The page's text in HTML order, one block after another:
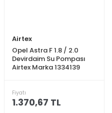
Airtex
Opel Astra F 1.8 / 2.0
Devirdaim Su Pompası
Airtex Marka 1334139
Fiyatı
1.370,67 TL